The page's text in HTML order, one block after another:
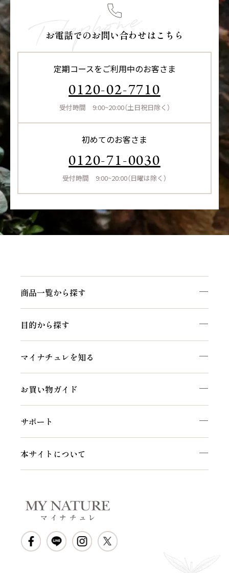
お電話でのお問い合わせはこちら
定期コースをご利用中のお客さま
0120-02-7710
受付時間 9:00~20:00（土日祝日除く）
初めてのお客さま
0120-71-0030
受付時間 9:00~20:00（日曜は除く）
商品一覧から探す
目的から探す
マイナチュレを知る
お買い物ガイド
サポート
本サイトについて